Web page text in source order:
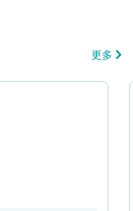
更多